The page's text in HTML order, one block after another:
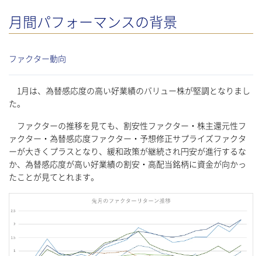
月間パフォーマンスの背景
ファクター動向
1月は、為替感応度の高い好業績のバリュー株が堅調となりまし
た。
ファクターの推移を見ても、割安性ファクター・株主還元性フ
ァクター・為替感応度ファクター・予想修正サプライズファクタ
ーが大きくプラスとなり、緩和政策が継続され円安が進行するな
か、為替感応度が高い好業績の割安・高配当銘柄に資金が向かっ
たことが見てとれます。